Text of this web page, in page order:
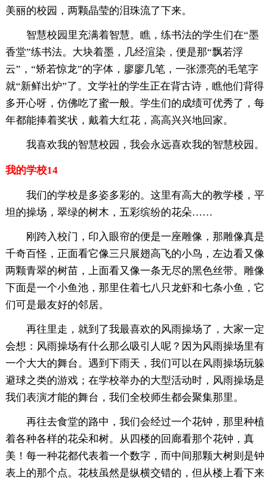
美丽的校园，两颗晶莹的泪珠流了下来。
智慧校园里充满着智慧。瞧，练书法的学生们在“墨
香堂”练书法。大块着墨，几经渲染，便是那“飘若浮
云”，“矫若惊龙”的字体，廖廖几笔，一张漂亮的毛笔字
就“新鲜出炉”了。文学社的学生正在背古诗，瞧他们背得
多开心呀，仿佛吃了蜜一般。学生们的成绩可优秀了，每
年都能捧着奖状，戴着大红花，高高兴兴地回家。
我喜欢我的智慧校园，我会永远喜欢我的智慧校园。
我的学校14
我们的学校是多姿多彩的。这里有高大的教学楼，平
坦的操场，翠绿的树木，五彩缤纷的花朵……
刚跨入校门，印入眼帘的便是一座雕像，那雕像真是
千奇百怪，正面看它像三只展翅高飞的小鸟，左边看又像
两颗青翠的树苗，上面看又像一条无尽的黑色丝带。雕像
下面是一个小鱼池，那里住着七八只龙虾和七条小鱼，它
们可是最友好的邻居。
再往里走，就到了我最喜欢的风雨操场了，大家一定
会想：风雨操场有什么那么吸引人呢？因为风雨操场里有
一个大大的舞台。遇到下雨天，我们可以在风雨操场玩躲
避球之类的游戏；在学校举办的大型活动时，风雨操场是
我们表演才能的舞台，我们全校师生都会聚集那里。
再往去食堂的路中，我们会经过一个花钟，那里种植
着各种各样的花朵和树。从四楼的回廊看那个花钟，真
美！每一种花都代表着一个数字，而中间那颗大树则是钟
表上的那个点。花枝虽然是纵横交错的，但从楼上看下来